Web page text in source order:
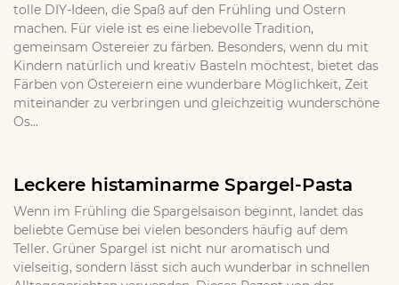
tolle DIY-Ideen, die Spaß auf den Frühling und Ostern
machen. Für viele ist es eine liebevolle Tradition,
gemeinsam Ostereier zu färben. Besonders, wenn du mit
Kindern natürlich und kreativ Basteln möchtest, bietet das
Färben von Ostereiern eine wunderbare Möglichkeit, Zeit
miteinander zu verbringen und gleichzeitig wunderschöne
Os...
Leckere histaminarme Spargel-Pasta
Wenn im Frühling die Spargelsaison beginnt, landet das
beliebte Gemüse bei vielen besonders häufig auf dem
Teller. Grüner Spargel ist nicht nur aromatisch und
vielseitig, sondern lässt sich auch wunderbar in schnellen